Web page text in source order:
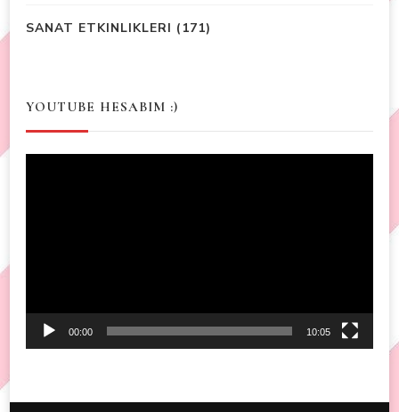
SANAT ETKINLIKLERI (171)
YOUTUBE HESABIM :)
00:00 10:05